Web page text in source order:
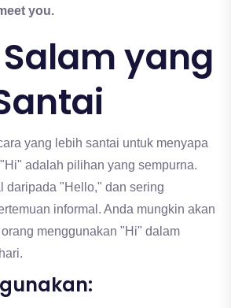
you.
yang
yang lebih santai untuk menyapa
adalah pilihan yang sempurna.
daripada "Hello," dan sering
informal. Anda mungkin akan
menggunakan "Hi" dalam